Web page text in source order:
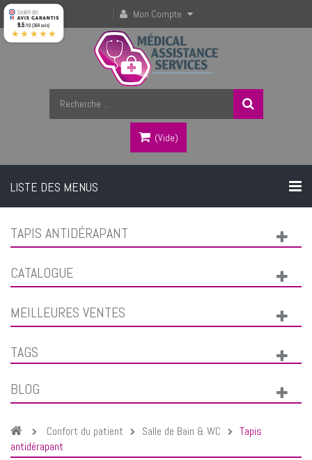
Mon Compte
(vide)
LISTE DES MENUS
TAPIS ANTIDÉRAPANT
CATALOGUE
MEILLEURES VENTES
TAGS
BLOG
Confort du patient Salle de Bain & WC
Tapis
antidérapant
9.5/10 (364 avis)
★★★★★